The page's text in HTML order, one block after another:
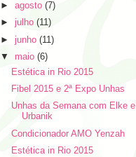
►agosto(7)
► julho(11)
► junho(11)
▼ maio(6)
Estética in Rio 2015
Fibel 2015 e 2ª Expo Unhas
Unhas da Semana com Elke e
Urbanik
Condicionador AMO Yenzah
Estética in Rio 2015